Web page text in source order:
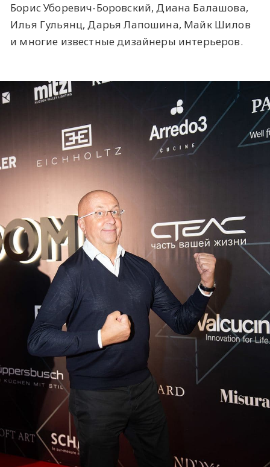
Борис Уборевич-Боровский, Диана Балашова,
Илья Гульянц, Дарья Лапошина, Майк Шилов
и многие известные дизайнеры интерьеров.